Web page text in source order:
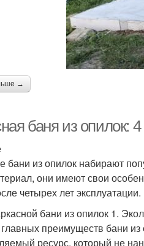
→
баня из
бани из опилок набирают
они имеют свои
четырех лет эксплуатации.
бани из опилок 1.
преимуществ бани из
ресурс, который не